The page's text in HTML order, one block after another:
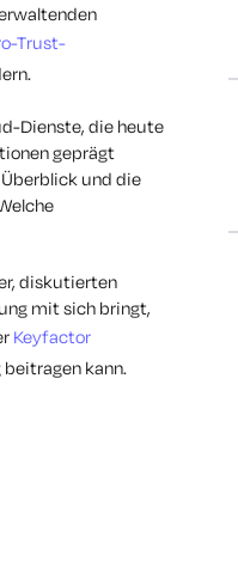
Trust-
Dienste, die heute
geprägt
und die
diskutierten
mit sich bringt,
Keyfactor
kann.